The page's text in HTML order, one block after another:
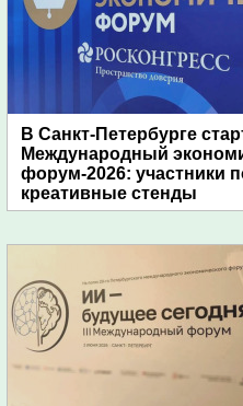
В Санкт-Петербурге
Международный
форум-2026: участники
креативные стенды